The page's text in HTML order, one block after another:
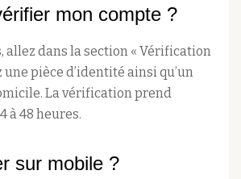
mon compte ?
allez dans la section « Vérification
une pièce d’identité ainsi qu’un
La vérification prend
à 48 heures.
sur mobile ?